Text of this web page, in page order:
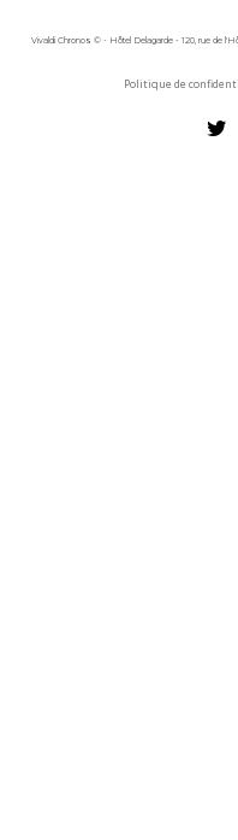
Vivaldi Chronos © - Hôtel Delagarde - 120, rue de
Politique de